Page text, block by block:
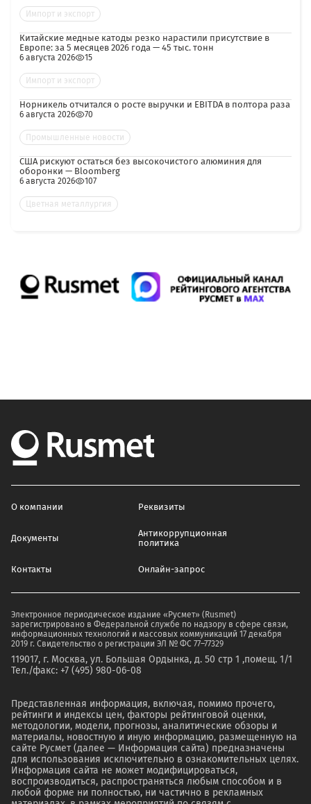
Импорт и экспорт
Китайские медные катоды резко нарастили присутствие в
Европе: за 5 месяцев 2026 года — 45 тыс. тонн
6 августа 2026 15
Импорт и экспорт
Норникель отчитался о росте выручки и EBITDA в полтора раза
6 августа 2026 70
Промышленные новости
США рискуют остаться без высокочистого алюминия для
оборонки — Bloomberg
6 августа 2026 107
Цветная металлургия
О компании Реквизиты
Документы
Антикоррупционная
политика
Контакты Онлайн-запрос
Электронное периодическое издание «Русмет» (Rusmet)
зарегистрировано в Федеральной службе по надзору в сфере связи,
информационных технологий и массовых коммуникаций 17 декабря
2019 г. Свидетельство о регистрации ЭЛ № ФС 77–77329
119017, г. Москва, ул. Большая Ордынка, д. 50 стр 1 ,помещ. 1/1
Тел./факс: +7 (495) 980-06-08
Представленная информация, включая, помимо прочего,
рейтинги и индексы цен, факторы рейтинговой оценки,
методологии, модели, прогнозы, аналитические обзоры и
материалы, новостную и иную информацию, размещенную на
сайте Русмет (далее — Информация сайта) предназначены
для использования исключительно в ознакомительных целях.
Информация сайта не может модифицироваться,
воспроизводиться, распространяться любым способом и в
любой форме ни полностью, ни частично в рекламных